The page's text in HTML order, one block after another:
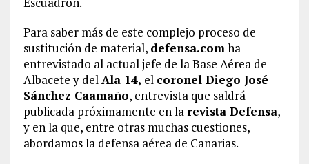
Para saber más de este complejo proceso de
sustitución de material, defensa.comha
entrevistado al actual jefe de la Base Aérea de
Albacete y delAla 14, el coronel Diego José
Sánchez Caamaño, entrevista que saldrá
publicada próximamente en la revista Defensa,
y en la que, entre otras muchas cuestiones,
abordamos la defensa aérea de Canarias.